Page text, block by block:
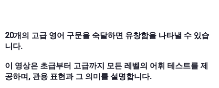
20개의 고급 영어 구문을 숙달하면 유창함을 나타낼 수 있습
니다.
이 영상은 초급부터 고급까지 모든 레벨의 어휘 테스트를 제
공하며, 관용 표현과 그 의미를 설명합니다.